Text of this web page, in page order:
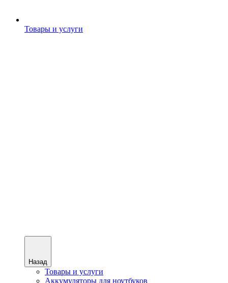
Товары и услуги
Назад
Товары и услуги
Аккумуляторы для ноутбуков